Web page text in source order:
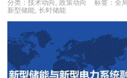
分类： 技术动向 , 政策动向 标签： 全
新型储能, 长时储能